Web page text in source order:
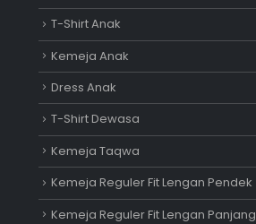
T-Shirt Anak
Kemeja Anak
Dress Anak
T-Shirt Dewasa
Kemeja Taqwa
Kemeja Reguler Fit Lengan Pendek
Kemeja Reguler Fit Lengan Panjang